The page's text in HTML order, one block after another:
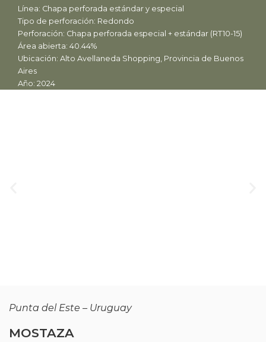
Línea: Chapa perforada estándar y especial
Tipo de perforación: Redondo
Perforación: Chapa perforada especial + estándar (RT10-15)
Área abierta: 40.44%
Ubicación: Alto Avellaneda Shopping, Provincia de Buenos
Aires
Año: 2024
Punta del Este – Uruguay
MOSTAZA